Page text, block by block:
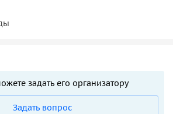
задать его организатору
Задать вопрос